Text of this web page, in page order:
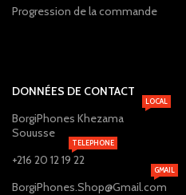
Progression de la commande
DONNÉES DE CONTACT
BorgiPhones Khezama
Souusse
LOCAL
+216 20 12 19 22
TELEPHONE
BorgiPhones.Shop@Gmail.com
GMAIL